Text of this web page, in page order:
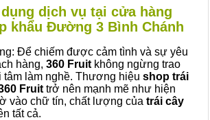
dịch vụ tại cửa hàng
khẩu Đường 3 Bình Chánh
Để chiếm được cảm tình và sự yêu
hàng, 360 Fruit không ngừng trao
tâm làm nghề. Thương hiệu shop trái
Fruit trở nên mạnh mẽ như hiện
vào chữ tín, chất lượng của trái cây
tất cả.